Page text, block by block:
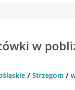
w
Strzegom